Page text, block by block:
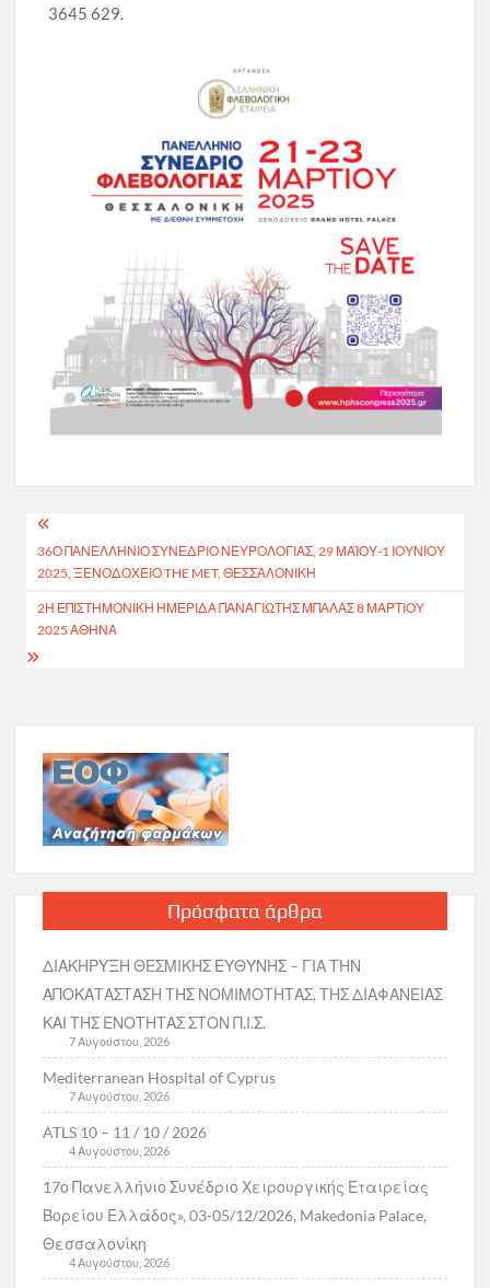
3645 629.
Πλοήγηση
άρθρων
36Ο ΠΑΝΕΛΛΉΝΙΟ ΣΥΝΈΔΡΙΟ ΝΕΥΡΟΛΟΓΊΑΣ, 29 ΜΑΪ́ΟΥ-1 ΙΟΥΝΊΟΥ
2025, ΞΕΝΟΔΟΧΕΊΟ THE MET, ΘΕΣΣΑΛΟΝΊΚΗ
2Η ΕΠΙΣΤΗΜΟΝΙΚΗ ΗΜΕΡΙΔΑ ΠΑΝΑΓΙΩΤΗΣ ΜΠΑΛΑΣ 8 ΜΑΡΤΙΟΥ
2025 ΑΘΗΝΑ
Πρόσφατα άρθρα
ΔΙΑΚΗΡΥΞΗ ΘΕΣΜΙΚΗΣ ΕΥΘΥΝΗΣ – ΓΙΑ ΤΗΝ
ΑΠΟΚΑΤΑΣΤΑΣΗ ΤΗΣ ΝΟΜΙΜΟΤΗΤΑΣ, ΤΗΣ ΔΙΑΦΑΝΕΙΑΣ
ΚΑΙ ΤΗΣ ΕΝΟΤΗΤΑΣ ΣΤΟΝ Π.Ι.Σ.
7 Αυγούστου, 2026
Mediterranean Hospital of Cyprus
7 Αυγούστου, 2026
ATLS 10 – 11 / 10 / 2026
4 Αυγούστου, 2026
17ο Πανελλήνιο Συνέδριο Χειρουργικής Εταιρείας
Βορείου Ελλάδος», 03-05/12/2026, Makedonia Palace,
Θεσσαλονίκη
4 Αυγούστου, 2026